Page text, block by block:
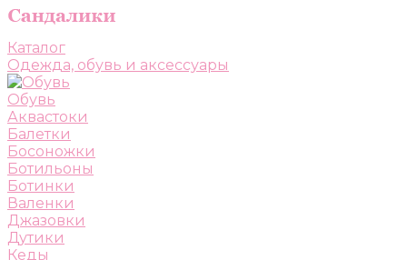
Каталог
Одежда, обувь и аксессуары
Обувь
Аквастоки
Балетки
Босоножки
Ботильоны
Ботинки
Валенки
Джазовки
Дутики
Кеды